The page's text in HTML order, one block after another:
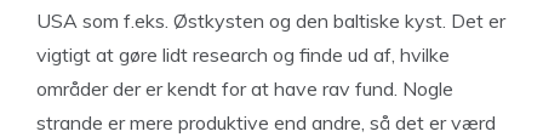
USA som f.eks. Østkysten og den baltiske kyst. Det er
vigtigt at gøre lidt research og finde ud af, hvilke
områder der er kendt for at have rav fund. Nogle
strande er mere produktive end andre, så det er værd